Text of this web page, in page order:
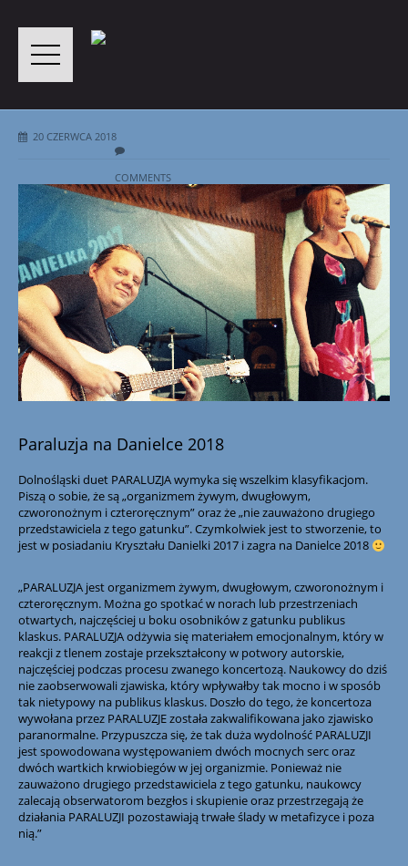
20 CZERWCA 2018
COMMENTS
Paraluzja na Danielce 2018
Dolnośląski duet PARALUZJA wymyka się wszelkim klasyfikacjom.
Piszą o sobie, że są „organizmem żywym, dwugłowym,
czworonożnym i czteroręcznym” oraz że „nie zauważono drugiego
przedstawiciela z tego gatunku”. Czymkolwiek jest to stworzenie, to
jest w posiadaniu Kryształu Danielki 2017 i zagra na Danielce 2018
„PARALUZJA jest organizmem żywym, dwugłowym, czworonożnym i
czteroręcznym. Można go spotkać w norach lub przestrzeniach
otwartych, najczęściej u boku osobników z gatunku publikus
klaskus. PARALUZJA odżywia się materiałem emocjonalnym, który w
reakcji z tlenem zostaje przekształcony w potwory autorskie,
najczęściej podczas procesu zwanego koncertozą. Naukowcy do dziś
nie zaobserwowali zjawiska, który wpływałby tak mocno i w sposób
tak nietypowy na publikus klaskus. Doszło do tego, że koncertoza
wywołana przez PARALUZJE została zakwalifikowana jako zjawisko
paranormalne. Przypuszcza się, że tak duża wydolność PARALUZJI
jest spowodowana występowaniem dwóch mocnych serc oraz
dwóch wartkich krwiobiegów w jej organizmie. Ponieważ nie
zauważono drugiego przedstawiciela z tego gatunku, naukowcy
zalecają obserwatorom bezgłos i skupienie oraz przestrzegają że
działania PARALUZJI pozostawiają trwałe ślady w metafizyce i poza
nią.”